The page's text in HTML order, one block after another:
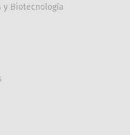
y Biotecnología